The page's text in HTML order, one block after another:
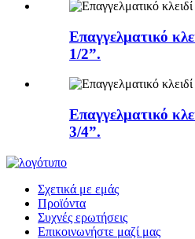
Επαγγελματικό
1/2”.
Επαγγελματικό
3/4”.
Σχετικά με εμάς
Προϊόντα
Συχνές ερωτήσεις
Επικοινωνήστε μαζί μας